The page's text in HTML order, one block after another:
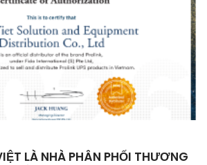
LÀ NHÀ PHÂN PHỐI THƯƠNG